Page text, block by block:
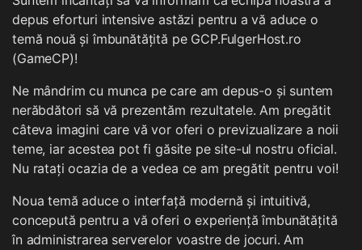
depus eforturi intensive astăzi pentru a vă aduce o
temă nouă și îmbunătățită pe GCP.FulgerHost.ro
(GameCP)!
Ne mândrim cu munca pe care am depus-o și suntem
nerăbdători să vă prezentăm rezultatele. Am pregătit
câteva imagini care vă vor oferi o previzualizare a noii
teme, iar acestea pot fi găsite pe site-ul nostru oficial.
Nu ratați ocazia de a vedea ce am pregătit pentru voi!
Noua temă aduce o interfață modernă și intuitivă,
concepută pentru a vă oferi o experiență îmbunătățită
în administrarea serverelor voastre de jocuri. Am